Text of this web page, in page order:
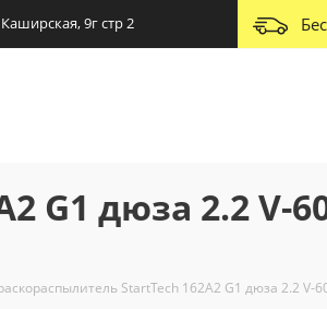
9г стр 2
G1 дюза 2.2 V-
StartTech 162А2 G1 дюза 2.2 V-